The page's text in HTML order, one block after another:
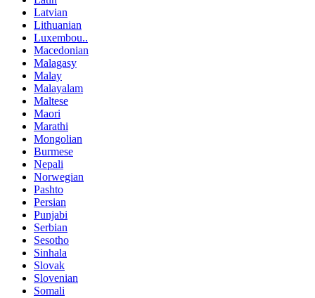
Latvian
Lithuanian
Luxembou..
Macedonian
Malagasy
Malay
Malayalam
Maltese
Maori
Marathi
Mongolian
Burmese
Nepali
Norwegian
Pashto
Persian
Punjabi
Serbian
Sesotho
Sinhala
Slovak
Slovenian
Somali